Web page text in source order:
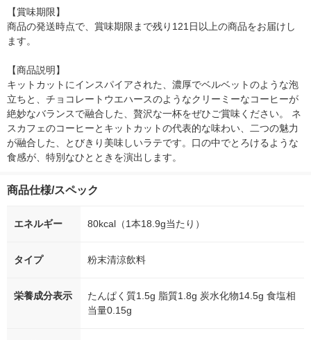
【賞味期限】
商品の発送時点で、賞味期限まで残り121日以上の商品をお届けし
ます。
【商品説明】
キットカットにインスパイアされた、濃厚でベルベットのような泡
立ちと、チョコレートウエハースのようなクリーミーなコーヒーが
絶妙なバランスで融合した、贅沢な一杯をぜひご賞味ください。 ネ
スカフェのコーヒーとキットカットの代表的な味わい、二つの魅力
が融合した、とびきり美味しいラテです。口の中でとろけるような
食感が、特別なひとときを演出します。
商品仕様/スペック
エネルギー 80kcal（1本18.9g当たり）
タイプ 粉末清涼飲料
栄養成分表示
たんぱく質1.5g 脂質1.8g 炭水化物14.5g 食塩相
当量0.15g